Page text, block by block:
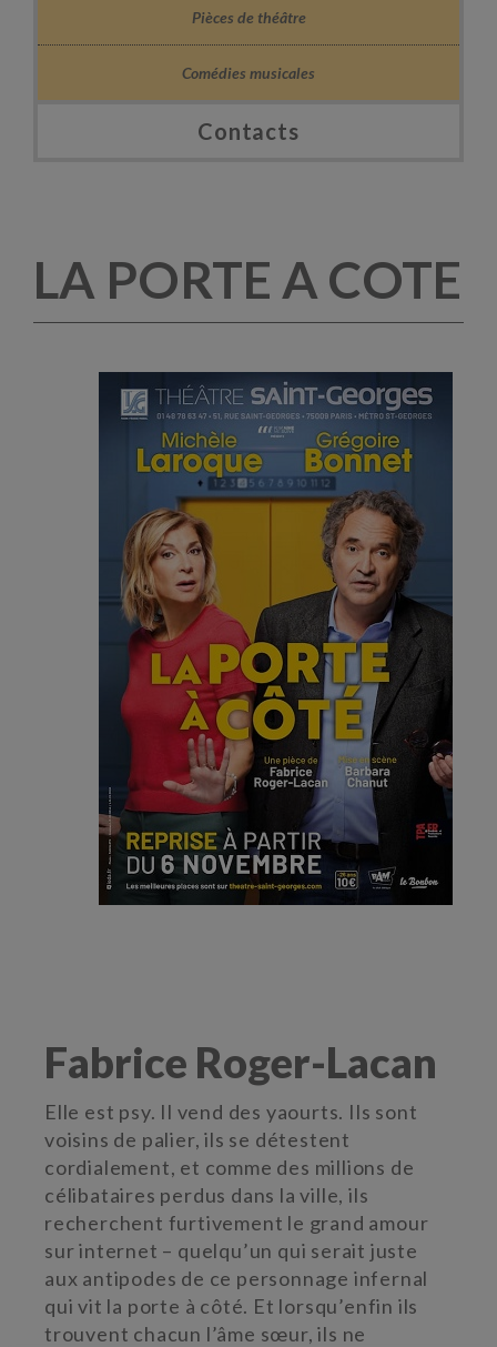
Pièces de théâtre
Comédies musicales
Contacts
LA PORTE A COTE
Fabrice Roger-Lacan
Elle est psy. Il vend des yaourts. Ils sont
voisins de palier, ils se détestent
cordialement, et comme des millions de
célibataires perdus dans la ville, ils
recherchent furtivement le grand amour
sur internet – quelqu’un qui serait juste
aux antipodes de ce personnage infernal
qui vit la porte à côté. Et lorsqu’enfin ils
trouvent chacun l’âme sœur, ils ne